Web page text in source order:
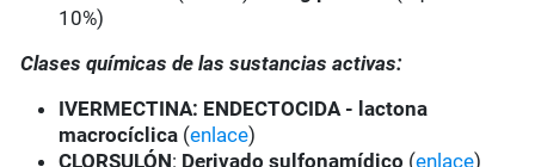
10%)
Clases químicas de las sustancias activas:
IVERMECTINA: ENDECTOCIDA - lactona
macrocíclica (enlace)
CLORSULÓN: Derivado sulfonamídico (enlace)